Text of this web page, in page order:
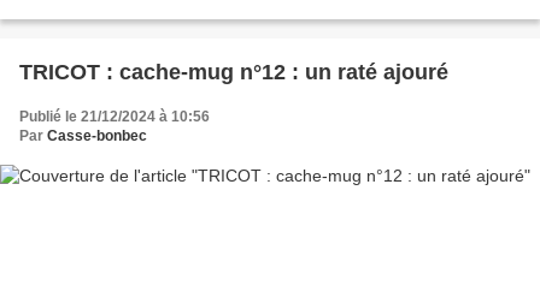
TRICOT : cache-mug n°12 : un raté ajouré
Publié le 21/12/2024 à 10:56
Par Casse-bonbec